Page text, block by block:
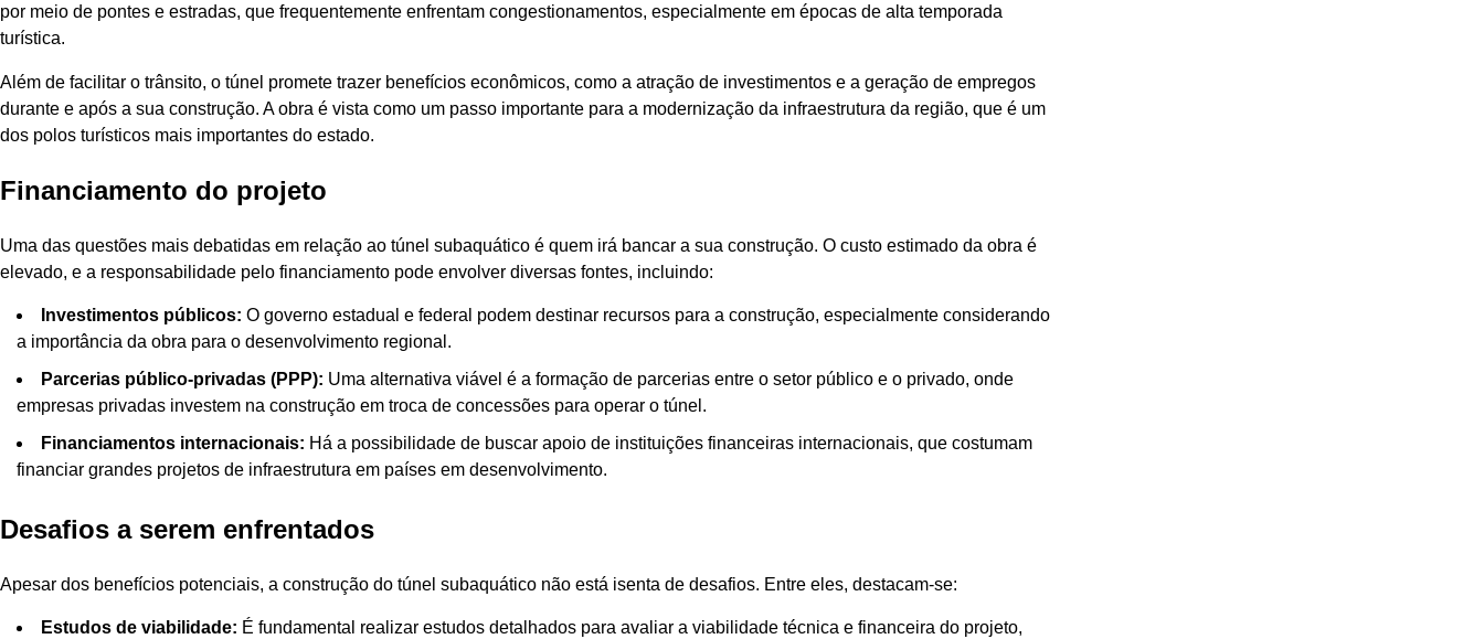
por meio de pontes e estradas, que frequentemente enfrentam congestionamentos, especialmente em épocas de alta temporada
turística.
Além de facilitar o trânsito, o túnel promete trazer benefícios econômicos, como a atração de investimentos e a geração de empregos
durante e após a sua construção. A obra é vista como um passo importante para a modernização da infraestrutura da região, que é um
dos polos turísticos mais importantes do estado.
Financiamento do projeto
Uma das questões mais debatidas em relação ao túnel subaquático é quem irá bancar a sua construção. O custo estimado da obra é
elevado, e a responsabilidade pelo financiamento pode envolver diversas fontes, incluindo:
Investimentos públicos: O governo estadual e federal podem destinar recursos para a construção, especialmente considerando
a importância da obra para o desenvolvimento regional.
Parcerias público-privadas (PPP): Uma alternativa viável é a formação de parcerias entre o setor público e o privado, onde
empresas privadas investem na construção em troca de concessões para operar o túnel.
Financiamentos internacionais: Há a possibilidade de buscar apoio de instituições financeiras internacionais, que costumam
financiar grandes projetos de infraestrutura em países em desenvolvimento.
Desafios a serem enfrentados
Apesar dos benefícios potenciais, a construção do túnel subaquático não está isenta de desafios. Entre eles, destacam-se:
Estudos de viabilidade: É fundamental realizar estudos detalhados para avaliar a viabilidade técnica e financeira do projeto,